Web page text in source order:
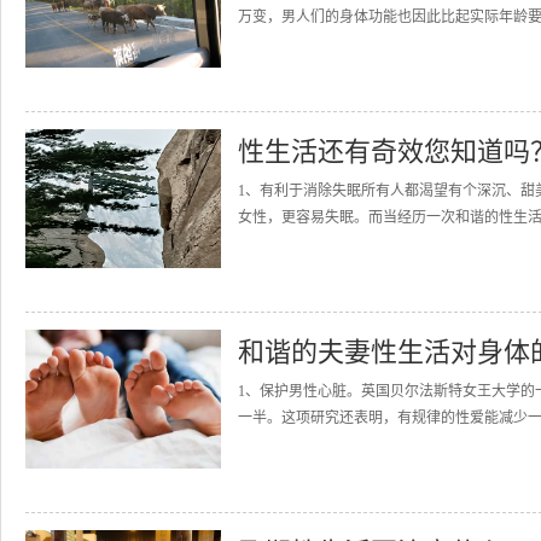
万变，男人们的身体功能也因此比起实际年龄
性生活还有奇效您知道吗
1、有利于消除失眠所有人都渴望有个深沉、
女性，更容易失眠。而当经历一次和谐的性生
和谐的夫妻性生活对身体
1、保护男性心脏。英国贝尔法斯特女王大学
一半。这项研究还表明，有规律的性爱能减少